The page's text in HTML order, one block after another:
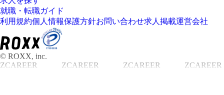
就職・転職ガイド
利用規約個人情報保護方針お問い合わせ求人掲載運営会社
© ROXX, inc.
ZCAREER
ZCAREER ZCAREER ZCAREER